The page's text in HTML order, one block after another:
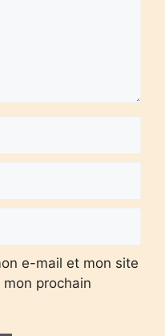
e-mail et mon site
prochain